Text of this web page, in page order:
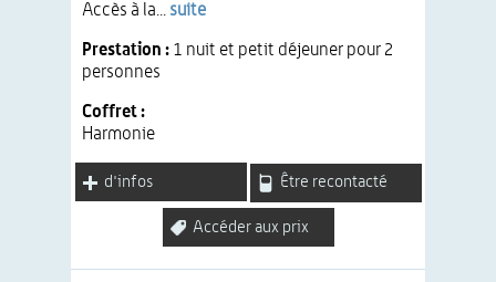
Accès à la... suite
Prestation : 1 nuit et petit déjeuner pour 2
personnes
Coffret :
Harmonie
d'infos Être recontacté
Accéder aux prix